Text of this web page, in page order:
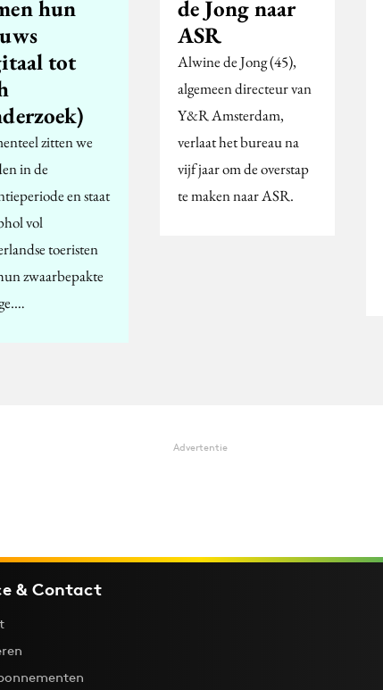
hun
tot
zitten we
in de
en staat
vol
toeristen
zwaarbepakte
de Jong naar
ASR
Alwine de Jong (45),
algemeen directeur van
Y&R Amsterdam,
verlaat het bureau na
vijf jaar om de overstap
te maken naar ASR.
Advertentie
& Contact